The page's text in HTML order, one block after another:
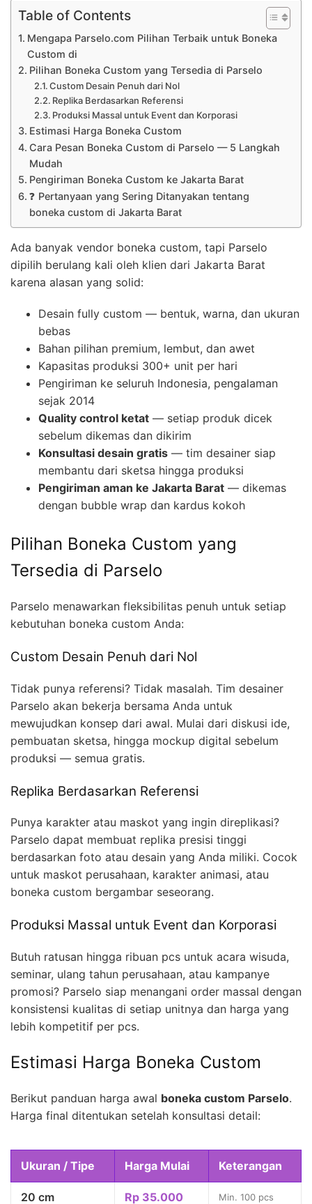
Table of Contents
Mengapa Parselo.com Pilihan Terbaik untuk Boneka
Custom di
Pilihan Boneka Custom yang Tersedia di Parselo
Custom Desain Penuh dari Nol
Replika Berdasarkan Referensi
Produksi Massal untuk Event dan Korporasi
Estimasi Harga Boneka Custom
Cara Pesan Boneka Custom di Parselo — 5 Langkah
Mudah
Pengiriman Boneka Custom ke Jakarta Barat
❓ Pertanyaan yang Sering Ditanyakan tentang
boneka custom di Jakarta Barat
Ada banyak vendor boneka custom, tapi Parselo
dipilih berulang kali oleh klien dari Jakarta Barat
karena alasan yang solid:
Desain fully custom — bentuk, warna, dan ukuran
bebas
Bahan pilihan premium, lembut, dan awet
Kapasitas produksi 300+ unit per hari
Pengiriman ke seluruh Indonesia, pengalaman
sejak 2014
Quality control ketat — setiap produk dicek
sebelum dikemas dan dikirim
Konsultasi desain gratis — tim desainer siap
membantu dari sketsa hingga produksi
Pengiriman aman ke Jakarta Barat — dikemas
dengan bubble wrap dan kardus kokoh
Pilihan Boneka Custom yang
Tersedia di Parselo
Parselo menawarkan fleksibilitas penuh untuk setiap
kebutuhan boneka custom Anda:
Custom Desain Penuh dari Nol
Tidak punya referensi? Tidak masalah. Tim desainer
Parselo akan bekerja bersama Anda untuk
mewujudkan konsep dari awal. Mulai dari diskusi ide,
pembuatan sketsa, hingga mockup digital sebelum
produksi — semua gratis.
Replika Berdasarkan Referensi
Punya karakter atau maskot yang ingin direplikasi?
Parselo dapat membuat replika presisi tinggi
berdasarkan foto atau desain yang Anda miliki. Cocok
untuk maskot perusahaan, karakter animasi, atau
boneka custom bergambar seseorang.
Produksi Massal untuk Event dan Korporasi
Butuh ratusan hingga ribuan pcs untuk acara wisuda,
seminar, ulang tahun perusahaan, atau kampanye
promosi? Parselo siap menangani order massal dengan
konsistensi kualitas di setiap unitnya dan harga yang
lebih kompetitif per pcs.
Estimasi Harga Boneka Custom
Berikut panduan harga awal boneka custom Parselo.
Harga final ditentukan setelah konsultasi detail:
Ukuran / Tipe Harga Mulai Keterangan
20 cm Rp 35.000 Min. 100 pcs